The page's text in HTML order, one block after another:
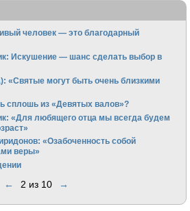
человек — это благодарный
Искушение — шанс сделать выбор в
«Святые могут быть очень близкими
сплошь из «Девятых валов»?
«Для любящего отца мы всегда будем
«Озабоченность собой
веры»
← 2 из 10 →